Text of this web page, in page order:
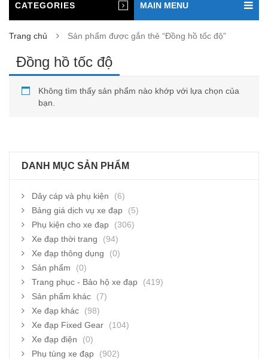
CATEGORIES MAIN MENU
Trang chủ Sản phẩm được gắn thẻ “Đồng hồ tốc độ”
Đồng hồ tốc độ
Không tìm thấy sản phẩm nào khớp với lựa chọn của
bạn.
DANH MỤC SẢN PHẨM
Dây cáp và phụ kiện
(6)
Bảng giá dịch vụ xe đạp
(5)
Phụ kiện cho xe đạp
(306)
Xe đạp thời trang
(94)
Xe đạp thông dụng
(0)
Sản phẩm
(0)
Trang phục - Bảo hộ xe đạp
(419)
Sản phẩm khác
(7)
Xe đạp khác
(98)
Xe đạp Fixed Gear
(104)
Xe đạp điện
(0)
Phụ tùng xe đạp
(902)